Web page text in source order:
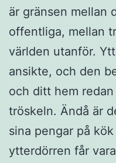
är gränsen mellan
offentliga, mellan
världen utanför.
ansikte, och den
och ditt hem
tröskeln. Ändå är
sina pengar på
ytterdörren får